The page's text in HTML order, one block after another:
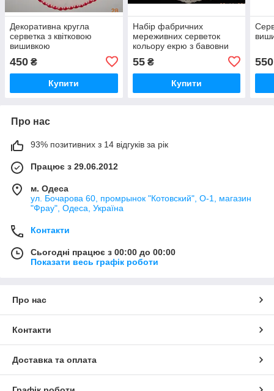
Декоративна кругла
серветка з квітковою
вишивкою
450 ₴
Купити
Набір фабричних
мереживних серветок
кольору екрю з бавовни
для вітальні або спальні
55₴
Купити
550
Про нас
93% позитивних з 14 відгуків за рік
Працює з 29.06.2012
м. Одеса
ул. Бочарова 60, промрынок "Котовский", О-1, магазин
"Фрау", Одеса, Україна
Контакти
Сьогодні працює з 00:00 до 00:00
Показати весь графік роботи
Про нас
Контакти
Доставка та оплата